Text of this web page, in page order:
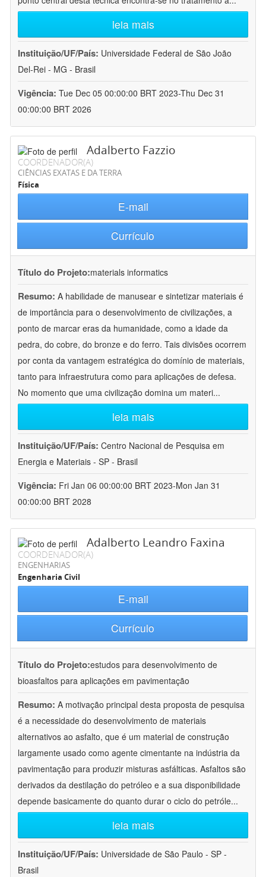
leia mais
Instituição/UF/País: Universidade Federal de São João
Del-Rei - MG - Brasil
Vigência: Tue Dec 05 00:00:00 BRT 2023-Thu Dec 31
00:00:00 BRT 2026
Adalberto Fazzio
COORDENADOR(A)
CIÊNCIAS EXATAS E DA TERRA
Física
E-mail
Currículo
Título do Projeto:materials informatics
Resumo: A habilidade de manusear e sintetizar materiais é
de importância para o desenvolvimento de civilizações, a
ponto de marcar eras da humanidade, como a idade da
pedra, do cobre, do bronze e do ferro. Tais divisões ocorrem
por conta da vantagem estratégica do domínio de materiais,
tanto para infraestrutura como para aplicações de defesa.
No momento que uma civilização domina um materi...
leia mais
Instituição/UF/País: Centro Nacional de Pesquisa em
Energia e Materiais - SP - Brasil
Vigência: Fri Jan 06 00:00:00 BRT 2023-Mon Jan 31
00:00:00 BRT 2028
Adalberto Leandro Faxina
COORDENADOR(A)
ENGENHARIAS
Engenharia Civil
E-mail
Currículo
Título do Projeto:estudos para desenvolvimento de
bioasfaltos para aplicações em pavimentação
Resumo: A motivação principal desta proposta de pesquisa
é a necessidade do desenvolvimento de materiais
alternativos ao asfalto, que é um material de construção
largamente usado como agente cimentante na indústria da
pavimentação para produzir misturas asfálticas. Asfaltos são
derivados da destilação do petróleo e a sua disponibilidade
depende basicamente do quanto durar o ciclo do petróle...
leia mais
Instituição/UF/País: Universidade de São Paulo - SP -
Brasil